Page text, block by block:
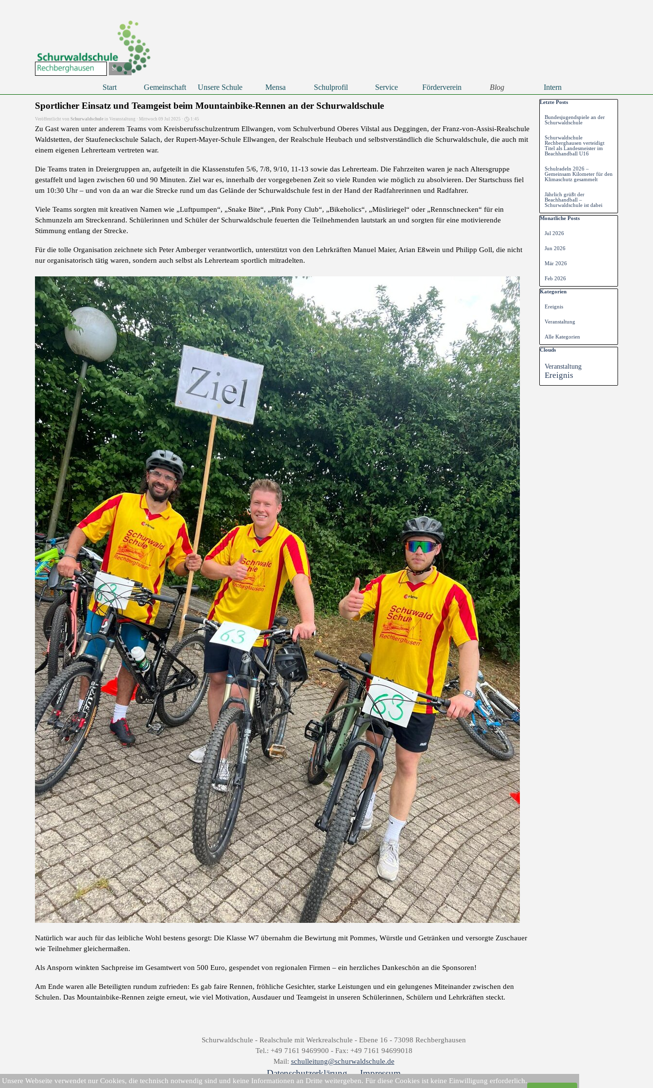
Menü überspringen
Start Gemeinschaft ▼
Unsere Schule ▼
Mensa Schulprofil ▼
Service ▼
Förderverein Blog Intern
Suchen
Sportlicher Einsatz und Teamgeist beim Mountainbike-Rennen an der Schurwaldschule
Veröffentlicht von Schurwaldschule in Veranstaltung · Mittwoch 09 Jul 2025 · 1:45
Zu Gast waren unter anderem Teams vom Kreisberufsschulzentrum Ellwangen, vom Schulverbund Oberes Vilstal aus Deggingen, der Franz-von-Assisi-Realschule
Waldstetten, der Staufeneckschule Salach, der Rupert-Mayer-Schule Ellwangen, der Realschule Heubach und selbstverständlich die Schurwaldschule, die auch mit
einem eigenen Lehrerteam vertreten war.
Die Teams traten in Dreiergruppen an, aufgeteilt in die Klassenstufen 5/6, 7/8, 9/10, 11-13 sowie das Lehrerteam. Die Fahrzeiten waren je nach Altersgruppe
gestaffelt und lagen zwischen 60 und 90 Minuten. Ziel war es, innerhalb der vorgegebenen Zeit so viele Runden wie möglich zu absolvieren. Der Startschuss fiel
um 10:30 Uhr – und von da an war die Strecke rund um das Gelände der Schurwaldschule fest in der Hand der Radfahrerinnen und Radfahrer.
Viele Teams sorgten mit kreativen Namen wie „Luftpumpen“, „Snake Bite“, „Pink Pony Club“, „Bikeholics“, „Müsliriegel“ oder „Rennschnecken“ für ein
Schmunzeln am Streckenrand. Schülerinnen und Schüler der Schurwaldschule feuerten die Teilnehmenden lautstark an und sorgten für eine motivierende
Stimmung entlang der Strecke.
Für die tolle Organisation zeichnete sich Peter Amberger verantwortlich, unterstützt von den Lehrkräften Manuel Maier, Arian Eßwein und Philipp Goll, die nicht
nur organisatorisch tätig waren, sondern auch selbst als Lehrerteam sportlich mitradelten.
Natürlich war auch für das leibliche Wohl bestens gesorgt: Die Klasse W7 übernahm die Bewirtung mit Pommes, Würstle und Getränken und versorgte Zuschauer
wie Teilnehmer gleichermaßen.
Als Ansporn winkten Sachpreise im Gesamtwert von 500 Euro, gespendet von regionalen Firmen – ein herzliches Dankeschön an die Sponsoren!
Am Ende waren alle Beteiligten rundum zufrieden: Es gab faire Rennen, fröhliche Gesichter, starke Leistungen und ein gelungenes Miteinander zwischen den
Schulen. Das Mountainbike-Rennen zeigte erneut, wie viel Motivation, Ausdauer und Teamgeist in unseren Schülerinnen, Schülern und Lehrkräften steckt.
Block überspringen Letzte Posts
Letzte Posts
Bundesjugendspiele an der
Schurwaldschule
Schurwaldschule
Rechberghausen verteidigt
Titel als Landesmeister im
Beachhandball U16
Schulradeln 2026 –
Gemeinsam Kilometer für den
Klimaschutz gesammelt
Jährlich grüßt der
Beachhandball –
Schurwaldschule ist dabei
Block überspringen Monatliche Posts
Monatliche Posts
Jul 2026
Jun 2026
Mär 2026
Feb 2026
Block überspringen Kategorien
Kategorien
Ereignis
Veranstaltung
Alle Kategorien
Block überspringen Clouds
Clouds
Veranstaltung
Ereignis
Schurwaldschule - Realschule mit Werkrealschule - Ebene 16 - 73098 Rechberghausen
Tel.: +49 7161 9469900 - Fax: +49 7161 94699018
Mail: schulleitung@schurwaldschule.de
Datenschutzerklärung-Impressum
Unsere Webseite verwendet nur Cookies, die technisch notwendig sind und keine Informationen an Dritte weitergeben. Für diese Cookies ist keine Einwilligung erforderlich.